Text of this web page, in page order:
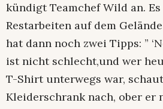
kündigt Teamchef Wild an.
Restarbeiten auf dem
hat dann noch zwei Tipps: ”
ist nicht schlecht,und wer
T-Shirt unterwegs war,
Kleiderschrank nach, ober er